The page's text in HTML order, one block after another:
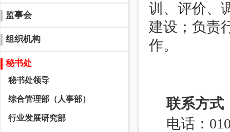
监事会
组织机构
秘书处
秘书处领导
综合管理部（人事部）
行业发展研究部
训、评价、
建设；负责
作。
联系方式
电话：